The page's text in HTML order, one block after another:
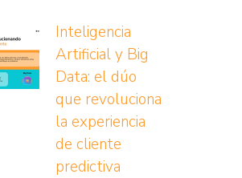
Inteligencia
Artificial y Big
Data: el dúo
que revoluciona
la experiencia
de cliente
predictiva